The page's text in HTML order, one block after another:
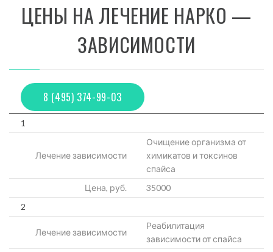
ЦЕНЫ НА ЛЕЧЕНИЕ НАРКО —
ЗАВИСИМОСТИ
8 (495) 374-99-03
1
Лечение зависимости
Очищение организма от
химикатов и токсинов
спайса
Цена, руб.
35000
2
Лечение зависимости
Реабилитация
зависимости от спайса